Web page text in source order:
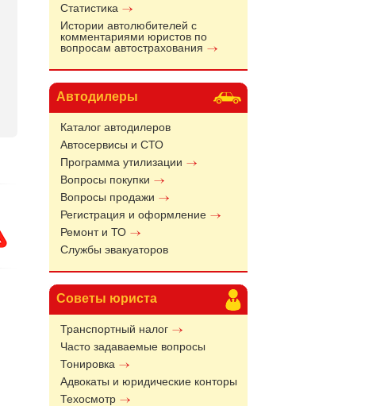
Статистика
Истории автолюбителей с
комментариями юристов по
вопросам автострахования
Автодилеры
Каталог автодилеров
Автосервисы и СТО
Программа утилизации
Вопросы покупки
Вопросы продажи
Регистрация и оформление
Ремонт и ТО
Службы эвакуаторов
Советы юриста
Транспортный налог
Часто задаваемые вопросы
Тонировка
Адвокаты и юридические конторы
Техосмотр